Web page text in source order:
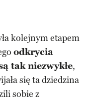
kolejnym etapem
odkrycia
tak niezwykłe,
się ta dziedzina
sobie z